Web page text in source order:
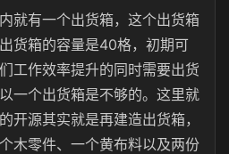
就有一个出货箱，这个出货箱
货箱的容量是40格，初期可
工作效率提升的同时需要出货
一个出货箱是不够的。这里就
开源其实就是再建造出货箱，
木零件、一个黄布料以及两份